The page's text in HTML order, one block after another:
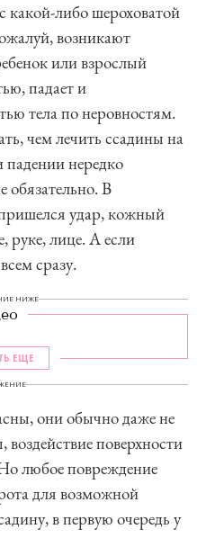
какой-либо шероховатой
возникают
или взрослый
падает и
тела по неровностям.
чем лечить ссадины на
падении нередко
обязательно. В
удар, кожный
руке, лице. А если
сразу.
НИЖЕ
ЕЩЕ
они обычно даже не
поверхности
любое повреждение
для возможной
в первую очередь у